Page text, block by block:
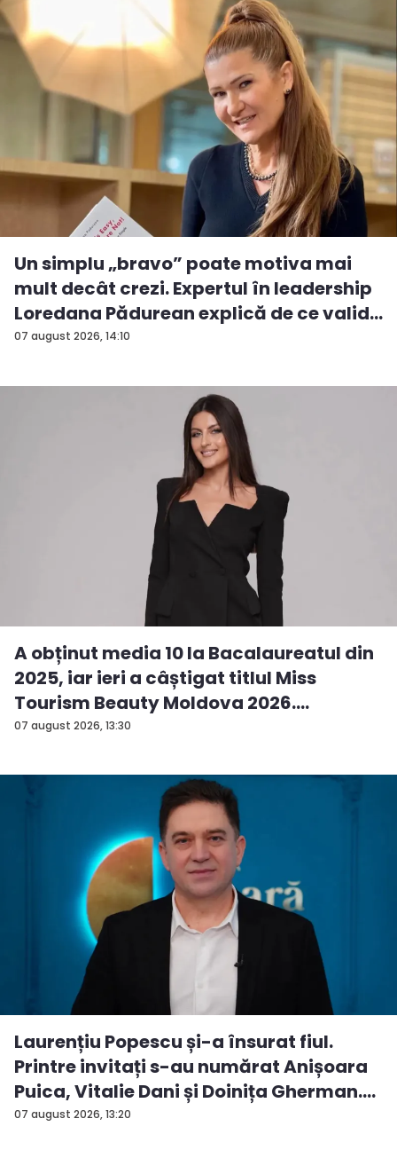
07 august 2026, 14:10
Un simplu „bravo” poate motiva mai
mult decât crezi. Expertul în leadership
Loredana Pădurean explică de ce valid...
07 august 2026, 13:30
A obținut media 10 la Bacalaureatul din
2025, iar ieri a câștigat titlul Miss
Tourism Beauty Moldova 2026.
Andreea...
07 august 2026, 13:20
Laurențiu Popescu și-a însurat fiul.
Printre invitați s-au numărat Anișoara
Puica, Vitalie Dani și Doinița Gherman.
P...